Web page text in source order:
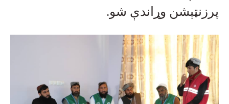
پرزنټېشن وړاندې شو.